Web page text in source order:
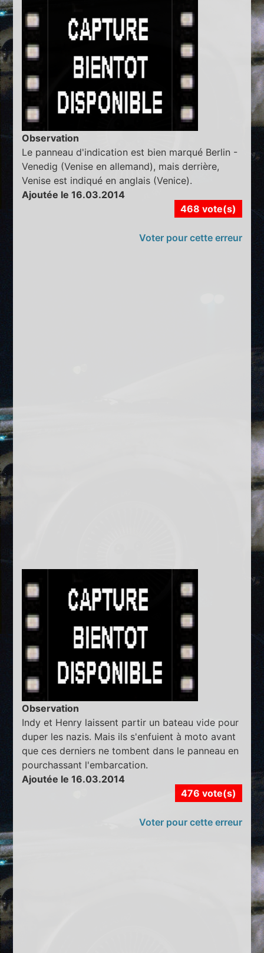
Observation
Le panneau d'indication est bien marqué Berlin -
Venedig (Venise en allemand), mais derrière,
Venise est indiqué en anglais (Venice).
Ajoutée le 16.03.2014
468 vote(s)
Voter pour cette erreur
Observation
Indy et Henry laissent partir un bateau vide pour
duper les nazis. Mais ils s'enfuient à moto avant
que ces derniers ne tombent dans le panneau en
pourchassant l'embarcation.
Ajoutée le 16.03.2014
476 vote(s)
Voter pour cette erreur